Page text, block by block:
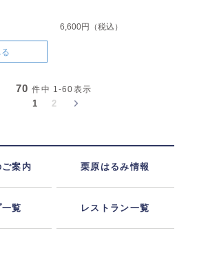
6,600円（税込）
70 件中 1-60表示
1 2
案内 栗原はるみ情報
覧 レストラン一覧